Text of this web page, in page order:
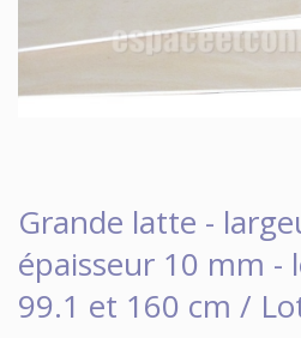
Grande latte -
épaisseur 10 mm -
99.1 et 160 cm /